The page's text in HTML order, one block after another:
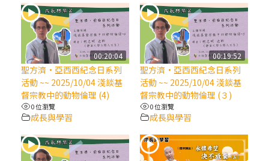
(8)黃敏正主教帶你做【將臨期避靜】—耶穌
降生成人與人同在＝「厄瑪努爾」
(7)黃敏正主教帶你做【將臨期避靜】—耶穌
降生人間，需要人的「接納」
(6)黃敏正主教帶你做【將臨期避靜】—「馬
槽」═「謙卑」
00:20:04
聖方濟·亞西西紀念日系列
活動 ~~ 2025/10/04 淺談基
督宗教中的動物倫理 (4)
0 位瀏覽
成長與學習
00:19:52
聖方濟·亞西西紀念日系列
活動 ~~ 2025/10/04 淺談基
督宗教中的動物倫理 (３)
0 位瀏覽
成長與學習